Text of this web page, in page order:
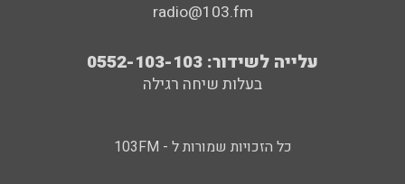
radio@103.fm
עלייה לשידור: 0552-103-103
בעלות שיחה רגילה
כל הזכויות שמורות ל - 103FM